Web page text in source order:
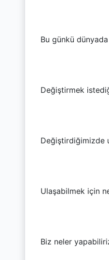
Bu günkü
Değiştirmek
Değiştirdiğimizde
Ulaşabilmek için
Biz neler